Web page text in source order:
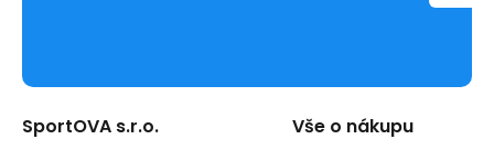
SportOVA s.r.o. Vše o nákupu